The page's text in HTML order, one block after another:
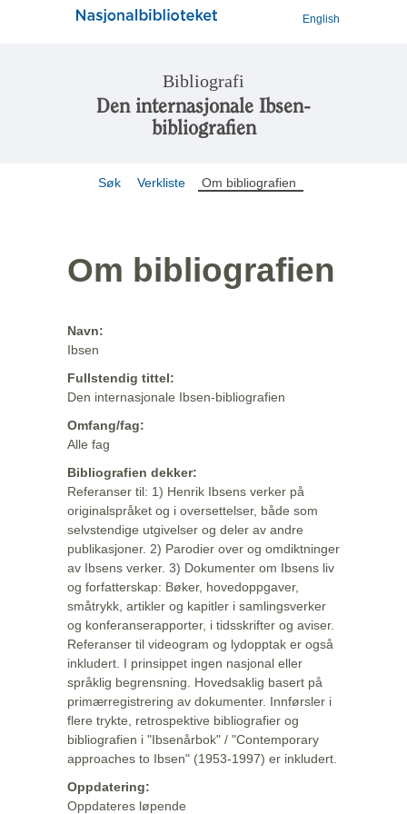
English
Bibliografi
Den internasjonale Ibsen-
bibliografien
Søk Verkliste Om bibliografien
Om bibliografien
Navn:
Ibsen
Fullstendig tittel:
Den internasjonale Ibsen-bibliografien
Omfang/fag:
Alle fag
Bibliografien dekker:
Referanser til: 1) Henrik Ibsens verker på
originalspråket og i oversettelser, både som
selvstendige utgivelser og deler av andre
publikasjoner. 2) Parodier over og omdiktninger
av Ibsens verker. 3) Dokumenter om Ibsens liv
og forfatterskap: Bøker, hovedoppgaver,
småtrykk, artikler og kapitler i samlingsverker
og konferanserapporter, i tidsskrifter og aviser.
Referanser til videogram og lydopptak er også
inkludert. I prinsippet ingen nasjonal eller
språklig begrensning. Hovedsaklig basert på
primærregistrering av dokumenter. Innførsler i
flere trykte, retrospektive bibliografier og
bibliografien i "Ibsenårbok" / "Contemporary
approaches to Ibsen" (1953-1997) er inkludert.
Oppdatering:
Oppdateres løpende